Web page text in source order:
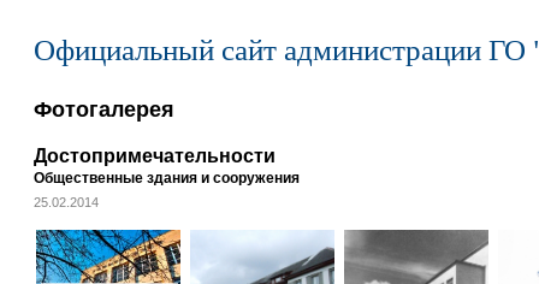
Официальный сайт администрации ГО
Фотогалерея
Достопримечательности
Общественные здания и сооружения
25.02.2014